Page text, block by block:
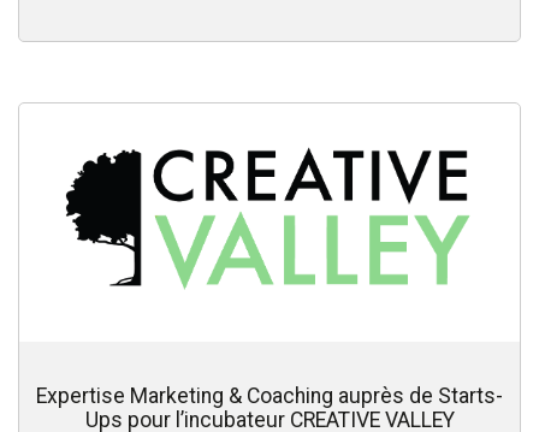
Expertise Marketing & Coaching auprès de Starts-
Ups pour l’incubateur CREATIVE VALLEY